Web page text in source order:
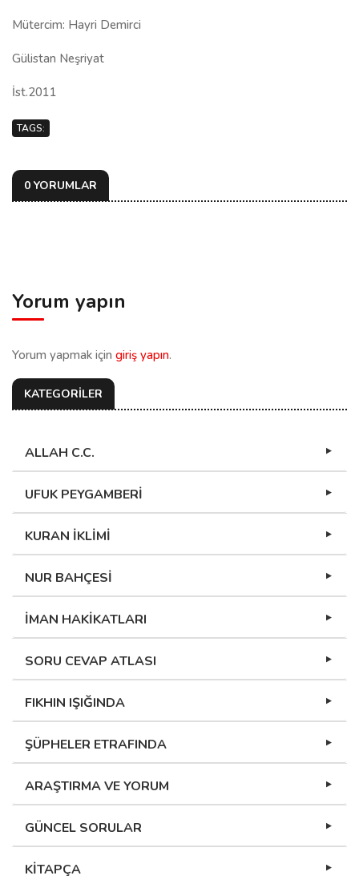
Mütercim: Hayri Demirci
Gülistan Neşriyat
İst.2011
TAGS:
0 YORUMLAR
Yorum yapın
Yorum yapmak için giriş yapın.
KATEGORİLER
ALLAH C.C.
UFUK PEYGAMBERİ
KURAN İKLİMİ
NUR BAHÇESİ
İMAN HAKİKATLARI
SORU CEVAP ATLASI
FIKHIN IŞIĞINDA
ŞÜPHELER ETRAFINDA
ARAŞTIRMA VE YORUM
GÜNCEL SORULAR
KİTAPÇA